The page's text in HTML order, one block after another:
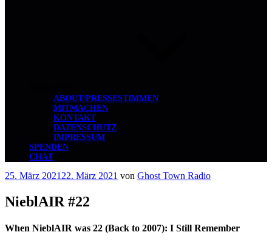
ABOUT/PRESSESTIMMEN
MITMACHEN
KONTAKT
DATENSCHUTZ
IMPRESSUM
SPENDEN
CHAT
Veröffentlicht
25. März 2021 22. März 2021 von Ghost Town Radio
NieblAIR #22
When NieblAIR was 22 (Back to 2007): I Still Remember